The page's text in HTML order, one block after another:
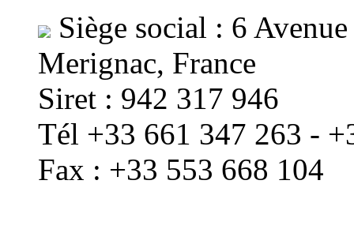
Siège social : 6
Merignac, France
Siret : 942 317 946
Tél +33 661 347 263 -
Fax : +33 553 668 104